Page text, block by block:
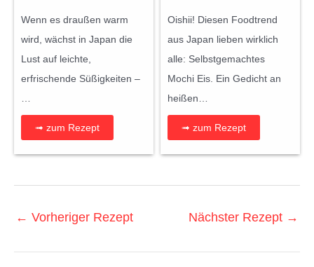
Wenn es draußen warm
wird, wächst in Japan die
Lust auf leichte,
erfrischende Süßigkeiten –
…
➟ zum Rezept
Oishii! Diesen Foodtrend
aus Japan lieben wirklich
alle: Selbstgemachtes
Mochi Eis. Ein Gedicht an
heißen…
➟ zum Rezept
← Vorheriger Rezept Nächster Rezept →